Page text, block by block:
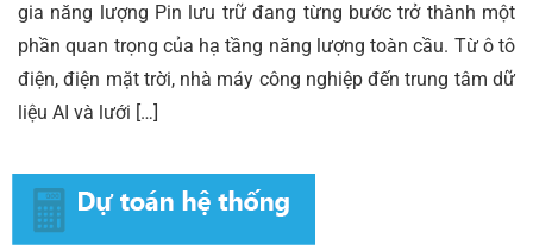
gia năng lượng Pin lưu trữ đang từng bước trở thành một
phần quan trọng của hạ tầng năng lượng toàn cầu. Từ ô tô
điện, điện mặt trời, nhà máy công nghiệp đến trung tâm dữ
liệu AI và lưới […]